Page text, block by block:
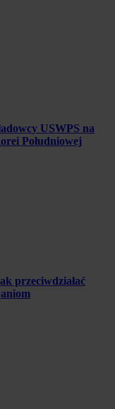
USWPS na
Południowej
przeciwdziałać